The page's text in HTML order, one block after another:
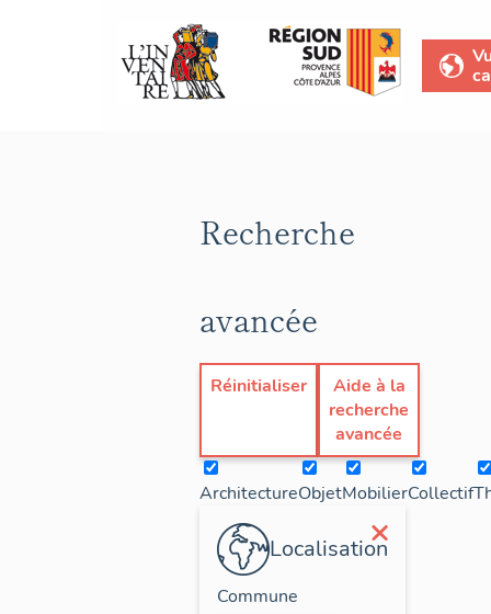
Recherche
avancée
Réinitialiser
Aide à la
recherche
avancée
ArchitectureObjetMobilierCollectif
×
Localisation
Commune